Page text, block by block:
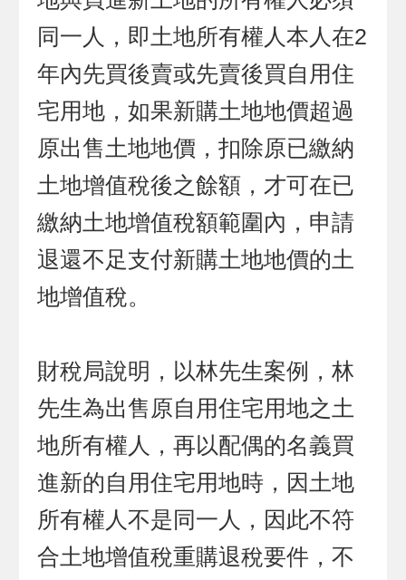
同一人，即土地所有權人本人在2
年內先買後賣或先賣後買自用住
宅用地，如果新購土地地價超過
原出售土地地價，扣除原已繳納
土地增值稅後之餘額，才可在已
繳納土地增值稅額範圍內，申請
退還不足支付新購土地地價的土
地增值稅。
財稅局說明，以林先生案例，林
先生為出售原自用住宅用地之土
地所有權人，再以配偶的名義買
進新的自用住宅用地時，因土地
所有權人不是同一人，因此不符
合土地增值稅重購退稅要件，不